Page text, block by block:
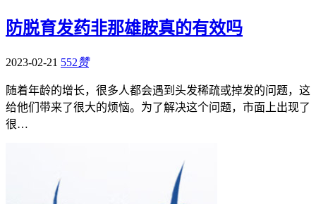
防脱育发药非那雄胺真的有效吗
2023-02-21 552赞
随着年龄的增长，很多人都会遇到头发稀疏或掉发的问题，这
给他们带来了很大的烦恼。为了解决这个问题，市面上出现了
很…